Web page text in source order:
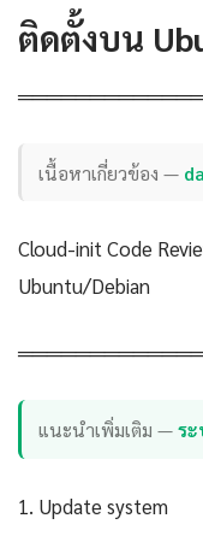
ติดตั้งบน
เนื้อหาเกี่ยวข้อง —
Cloud-init Code
Ubuntu/Debian
แนะนำเพิ่มเติม —ร
1. Update system